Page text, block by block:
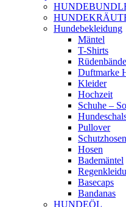
Hundebekleidung
Mäntel
T-Shirts
Duftmarke
Kleider
Hochzeit
Schuhe –
Pullover
Schutzhosen
Hosen
Bademäntel
Basecaps
Bandanas
HUNDEÖL